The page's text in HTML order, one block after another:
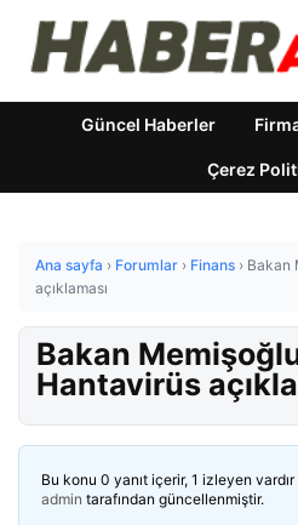
Güncel Haberler
Çerez
Ana sayfa › Forumlar › Finans › Bakan
açıklaması
Bakan
Hantavirüs
Bu konu 0 yanıt içerir, 1 izleyen
admin tarafından güncellenmiştir.